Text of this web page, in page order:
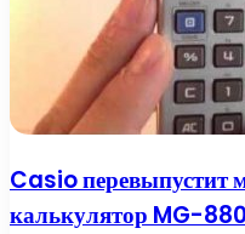
Casio перевыпустит
калькулятор MG-